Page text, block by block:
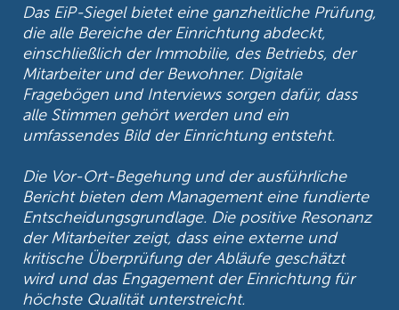
Das EiP-Siegel bietet eine ganzheitliche Prüfung,
die alle Bereiche der Einrichtung abdeckt,
einschließlich der Immobilie, des Betriebs, der
Mitarbeiter und der Bewohner. Digitale
Fragebögen und Interviews sorgen dafür, dass
alle Stimmen gehört werden und ein
umfassendes Bild der Einrichtung entsteht.
Die Vor-Ort-Begehung und der ausführliche
Bericht bieten dem Management eine fundierte
Entscheidungsgrundlage. Die positive Resonanz
der Mitarbeiter zeigt, dass eine externe und
kritische Überprüfung der Abläufe geschätzt
wird und das Engagement der Einrichtung für
höchste Qualität unterstreicht.